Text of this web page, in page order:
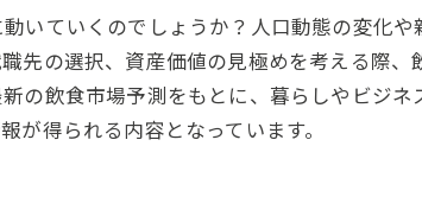
いていくのでしょうか？人口動態の変化
先の選択、資産価値の見極めを考える際
の飲食市場予測をもとに、暮らしやビジ
得られる内容となっています。